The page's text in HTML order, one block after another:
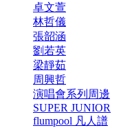
卓文萱
林哲儀
張韶涵
劉若英
梁靜茹
周興哲
演唱會系列周邊
SUPER JUNIOR
flumpool 凡人譜